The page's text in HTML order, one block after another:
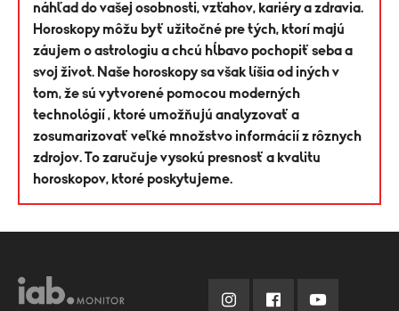
náhľad do vašej osobnosti, vzťahov, kariéry a zdravia.
Horoskopy môžu byť užitočné pre tých, ktorí majú
záujem o astrologiu a chcú hĺbavo pochopiť seba a
svoj život. Naše horoskopy sa však líšia od iných v
tom, že sú vytvorené pomocou moderných
technológií , ktoré umožňujú analyzovať a
zosumarizovať veľké množstvo informácií z rôznych
zdrojov. To zaručuje vysokú presnosť a kvalitu
horoskopov, ktoré poskytujeme.